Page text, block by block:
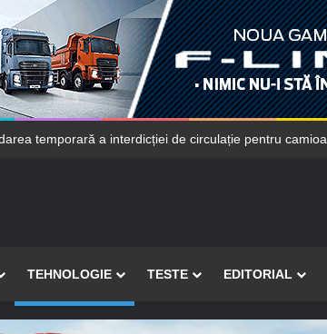
din aluminiu ale camioanelor la alt nivel
TEHNOLOGIE TESTE EDITORIAL